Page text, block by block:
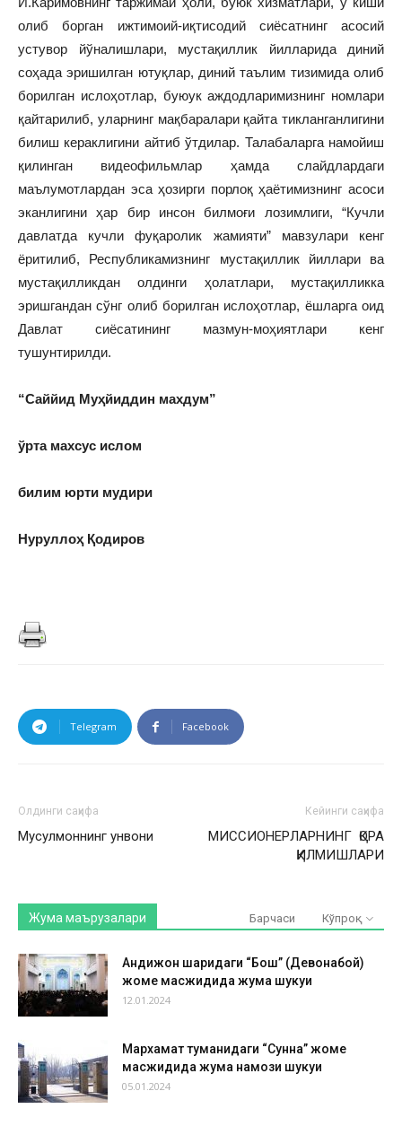
олиб борган ижтимоий-иқтисодий сиёсатнинг асосий
устувор йўналишлари, мустақиллик йилларида диний
соҳада эришилган ютуқлар, диний таълим тизимида олиб
борилган ислоҳотлар, буюук аждодларимизнинг номлари
қайтарилиб, уларнинг мақбаралари қайта тикланганлигини
билиш кераклигини айтиб ўтдилар. Талабаларга намойиш
қилинган видеофильмлар ҳамда слайдлардаги
маълумотлардан эса ҳозирги порлоқ ҳаётимизнинг асоси
эканлигини ҳар бир инсон билмоғи лозимлиги, “Кучли
давлатда кучли фуқаролик жамияти” мавзулари кенг
ёритилиб, Республикамизнинг мустақиллик йиллари ва
мустақилликдан олдинги ҳолатлари, мустақилликка
эришгандан сўнг олиб борилган ислоҳотлар, ёшларга оид
Давлат сиёсатининг мазмун-моҳиятлари кенг
тушунтирилди.
“Саййид Муҳйиддин махдум”
ўрта махсус ислом
билим юрти мудири
Нуруллоҳ Қодиров
Telegram Facebook
Олдинги саҳифа
Мусулмоннинг унвони
Кейинги саҳифа
МИССИОНЕРЛАРНИНГ ҚОРА
ҚИЛМИШЛАРИ
Жума маърузалари Барчаси Кўпроқ
Андижон шаҳридаги “Бош” (Девонабой)
жоме масжидида жума шукуҳи
12.01.2024
Мархамат туманидаги “Сунна” жоме
масжидида жума намози шукуҳи
05.01.2024